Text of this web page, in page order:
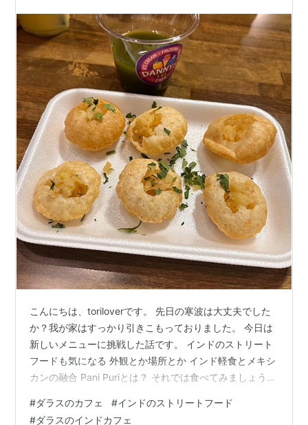
こんにちは、toriloverです。 先日の寒波は大丈夫でした
か？我が家はすっかり引きこもっておりました。 今日は
新しいメニューに挑戦した話です。 インドのストリート
フードも気になる 外観とか場所とか インド軽食とメキシ
カンの融合 Pani Puriとは？ それでは食べてみましょう！
フレッシュパイナップルジュース まとめ インドのストリ
#ダラスのカフェ #インドのストリートフード
#ダラスのインドカフェ